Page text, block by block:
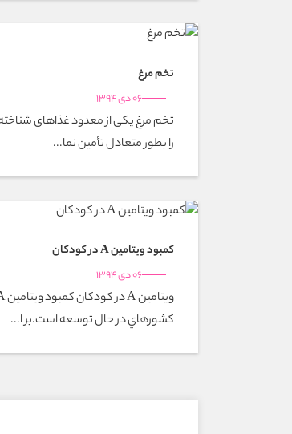
تخم مرغ
06 دی 1394
تخم مرغ یکی از معدود غذاهای
را بطور متعادل تأمین نما...
كمبود ويتامين A در كودكان
06 دی 1394
کشورهاي در حال توسعه است.بر ا...